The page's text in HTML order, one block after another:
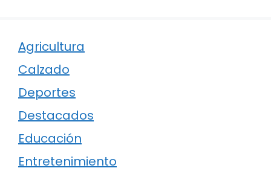
Agricultura
Calzado
Deportes
Destacados
Educación
Entretenimiento